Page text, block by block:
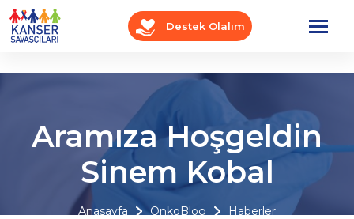
Destek Olalım
Aramıza Hoşgeldin
Sinem Kobal
Anasayfa OnkoBlog Haberler